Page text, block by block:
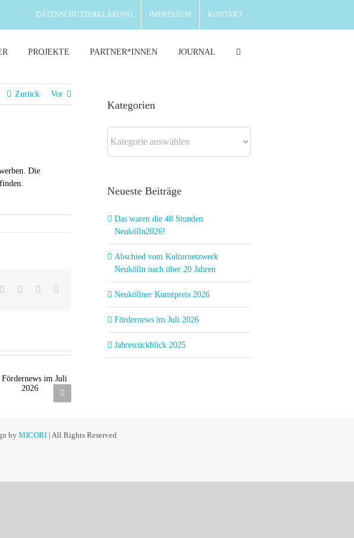
DATENSCHUTZERKLÄRUNG IMPRESSUM KONTAKT
PROJEKTE PARTNER*INNEN JOURNAL
Zurück Vor
Die
Pinterest Xing
Kategorien
Neueste Beiträge
Das waren die 48 Stunden
Neukölln2026!
Abschied vom Kulturnetzwerk
Neukölln nach über 20 Jahren
Neuköllner Kunstpreis 2026
Fördernews im Juli 2026
Jahresrückblick 2025
byMICORI| All Rights Reserved